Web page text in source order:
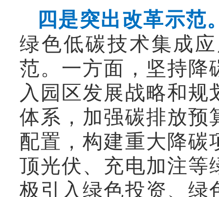
四是突出改革示范
绿色低碳技术集成
范。一方面，坚持降
入园区发展战略和
体系，加强碳排放预
配置，构建重大降碳
顶光伏、充电加注等
极引入绿色投资、绿